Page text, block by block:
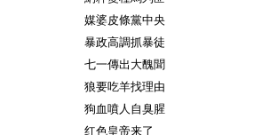
媒婆皮條黨中央
暴政高調抓暴徒
七一傳出大醜聞
狼要吃羊找理由
狗血噴人自臭腥
红色皇帝来了